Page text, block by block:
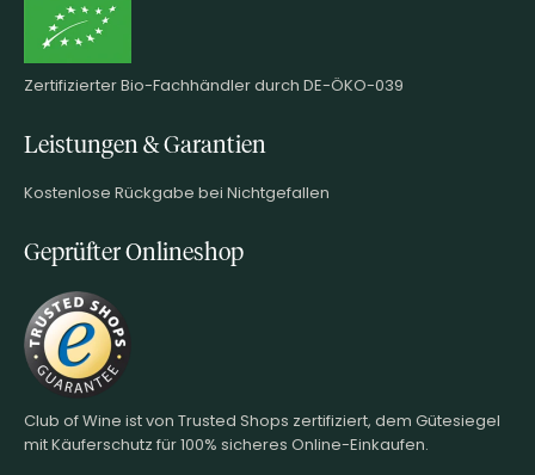
Zertifizierter Bio-Fachhändler durch DE-ÖKO-039
Leistungen & Garantien
Kostenlose Rückgabe bei Nichtgefallen
Geprüfter Onlineshop
Club of Wine ist von Trusted Shops zertifiziert, dem Gütesiegel
mit Käuferschutz für 100% sicheres Online-Einkaufen.